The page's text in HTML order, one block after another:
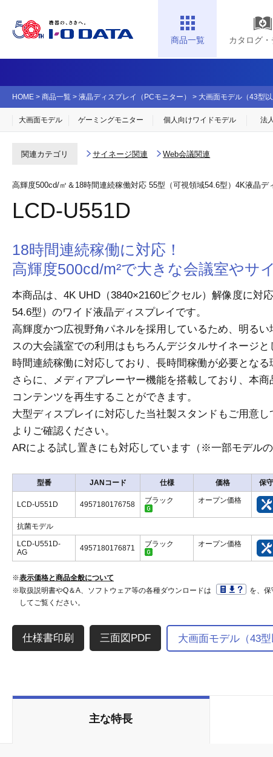
商品一覧 カタログ・
HOME > 商品一覧 > 液晶ディスプレイ（PCモニター） > 大画面モデル（43型以
大画面モデル ゲーミングモニター 個人向けワイドモデル 法
関連カテゴリ サイネージ関連 Web会議関連
高輝度500cd/㎡＆18時間連続稼働対応 55型（可視領域54.6型）4K液晶デ
LCD-U551D
18時間連続稼働に対応！
高輝度500cd/m²で大きな会議室やサ
本商品は、4K UHD（3840×2160ピクセル）解像度に対
54.6型）のワイド液晶ディスプレイです。
高輝度かつ広視野角パネルを採用しているため、明る
スの大会議室での利用はもちろんデジタルサイネージ
時間連続稼働に対応しており、長時間稼働が必要となる
さらに、メディアプレーヤー機能を搭載しており、本
コンテンツを再生することができます。
大型ディスプレイに対応した当社製スタンドもご用意
よりご確認ください。
ARによる試し置きにも対応しています（※一部モデルの
型番 JANコード 仕様 価格 保守
LCD-U551D 4957180176758 ブラック オープン価格
抗菌モデル
LCD-U551D-
AG
4957180176871 ブラック オープン価格
※表示価格と商品全般について
※取扱説明書やQ＆A、ソフトウェア等の各種ダウンロードは
を、
してご覧ください。
三面図PDF 大画面モデル（43
主な特長